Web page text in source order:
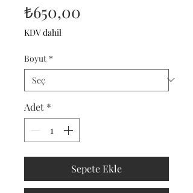
₺650,00
KDV dahil
Boyut *
Adet *
Sepete Ekle